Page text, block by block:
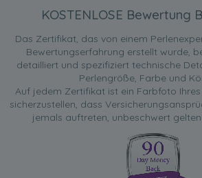
KOSTENLOSE Bewertung
Das Zertifikat, das von einem
Bewertungserfahrung erstellt wurde,
detailliert und spezifiziert technische
Perlengröße, Farbe und
Auf jedem Zertifikat ist ein Farbfoto
sicherzustellen, dass
jemals auftreten, unbeschwert